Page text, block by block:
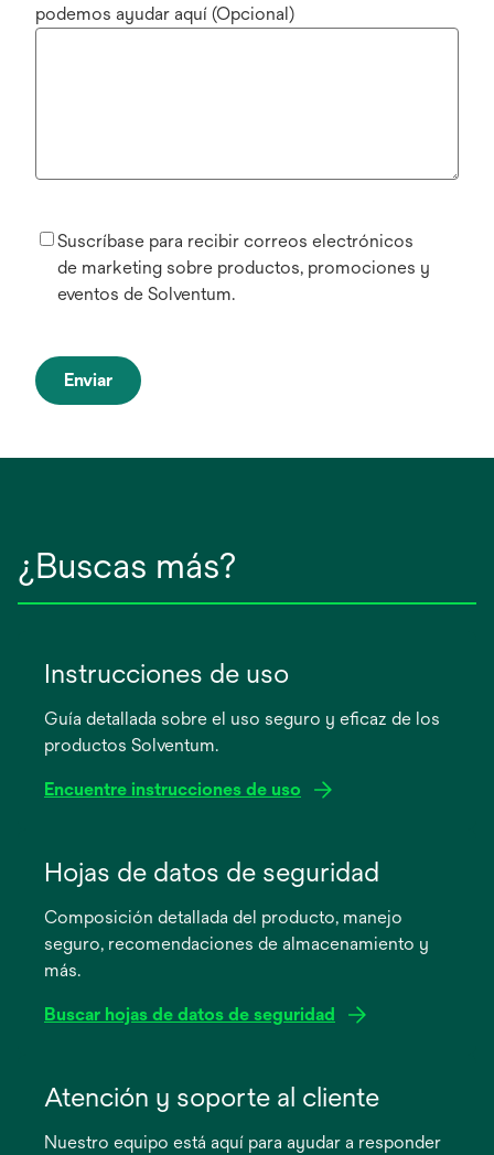
podemos ayudar aquí (Opcional)
Suscríbase para recibir correos electrónicos
de marketing sobre productos, promociones y
eventos de Solventum.
Enviar
¿Buscas más?
Instrucciones de uso
Guía detallada sobre el uso seguro y eficaz de los
productos Solventum.
Encuentre instrucciones de uso
abre
pestaña
nueva
Hojas de datos de seguridad
Composición detallada del producto, manejo
seguro, recomendaciones de almacenamiento y
más.
Buscar hojas de datos de seguridad
abreAtención y soporte al cliente
Nuestro equipo está aquí para ayudar a responder